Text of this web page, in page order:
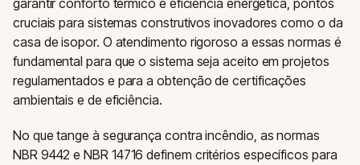
cruciais para sistemas construtivos inovadores como o da
casa de isopor. O atendimento rigoroso a essas normas é
fundamental para que o sistema seja aceito em projetos
regulamentados e para a obtenção de certificações
ambientais e de eficiência.
No que tange à segurança contra incêndio, as normas
NBR 9442 e NBR 14716 definem critérios específicos para